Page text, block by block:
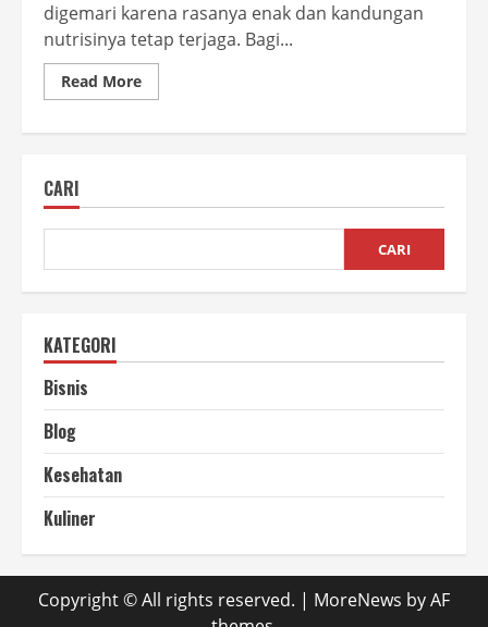
digemari karena rasanya enak dan kandungan
nutrisinya tetap terjaga. Bagi...
Read MoreRead
more
Diet
Tetap
CARI
CARI
KATEGORI
Bisnis
Blog
Kesehatan
Kuliner
Copyright © All rights reserved. | MoreNews by AF